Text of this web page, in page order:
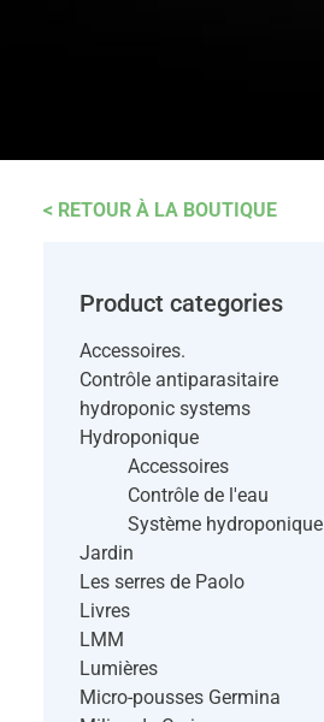
< RETOUR À LA BOUTIQUE
Product categories
Accessoires.
Contrôle antiparasitaire
hydroponic systems
Hydroponique
Accessoires
Contrôle de l'eau
Système hydroponique
Jardin
Les serres de Paolo
Livres
LMM
Lumières
Micro-pousses Germina